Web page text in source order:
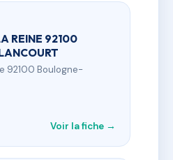
REINE 92100
92100 Boulogne-
Voir la fiche →